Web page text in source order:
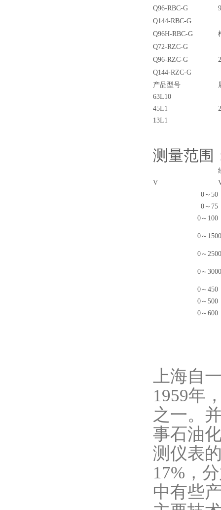
Q96-RBC-G
Q144-RBC-G
Q96H-RBC-G
Q72-RZC-G
Q96-RZC-G
Q144-RZC-G
产品型号
63L10
45L1
13L1
测量范
V
0～50
0～75
0～100
0～150
0～250
0～300
0～450
0～500
0～600
上海自
1959年
之一。
事石油
测仪表
17%，
中有些